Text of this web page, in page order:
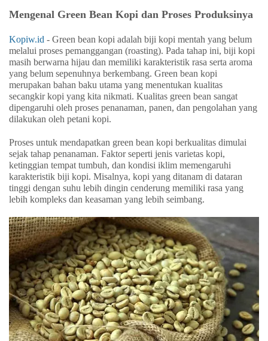
Mengenal Green Bean Kopi dan Proses Produksinya
Kopiw.id - Green bean kopi adalah biji kopi mentah yang belum
melalui proses pemanggangan (roasting). Pada tahap ini, biji kopi
masih berwarna hijau dan memiliki karakteristik rasa serta aroma
yang belum sepenuhnya berkembang. Green bean kopi
merupakan bahan baku utama yang menentukan kualitas
secangkir kopi yang kita nikmati. Kualitas green bean sangat
dipengaruhi oleh proses penanaman, panen, dan pengolahan yang
dilakukan oleh petani kopi.
Proses untuk mendapatkan green bean kopi berkualitas dimulai
sejak tahap penanaman. Faktor seperti jenis varietas kopi,
ketinggian tempat tumbuh, dan kondisi iklim memengaruhi
karakteristik biji kopi. Misalnya, kopi yang ditanam di dataran
tinggi dengan suhu lebih dingin cenderung memiliki rasa yang
lebih kompleks dan keasaman yang lebih seimbang.